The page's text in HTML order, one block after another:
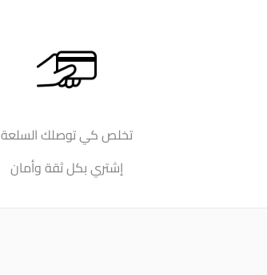
تخلص كي توصلك السلعة
إشتري بكل ثقة وأمان